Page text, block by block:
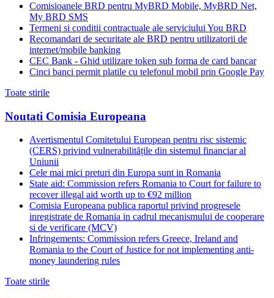
Comisioanele BRD pentru MyBRD Mobile, MyBRD Net,
My BRD SMS
Termeni si conditii contractuale ale serviciului You BRD
Recomandari de securitate ale BRD pentru utilizatorii de
internet/mobile banking
CEC Bank - Ghid utilizare token sub forma de card bancar
Cinci banci permit platile cu telefonul mobil prin Google Pay
Toate stirile
Noutati Comisia Europeana
Avertismentul Comitetului European pentru risc sistemic
(CERS) privind vulnerabilitățile din sistemul financiar al
Uniunii
Cele mai mici preturi din Europa sunt in Romania
State aid: Commission refers Romania to Court for failure to
recover illegal aid worth up to €92 million
Comisia Europeana publica raportul privind progresele
inregistrate de Romania in cadrul mecanismului de cooperare
si de verificare (MCV)
Infringements: Commission refers Greece, Ireland and
Romania to the Court of Justice for not implementing anti-
money laundering rules
Toate stirile